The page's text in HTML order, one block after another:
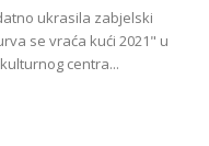
ukrasila zabjelski
se vraća kući 2021" u
centra...